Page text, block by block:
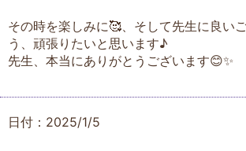
その時を楽しみに🥰、そして先生に良い
う、頑張りたいと思います♪
先生、本当にありがとうございます😊✨
日付：2025/1/5